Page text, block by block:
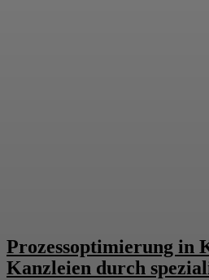
Prozessoptimierung in
Kanzleien durch